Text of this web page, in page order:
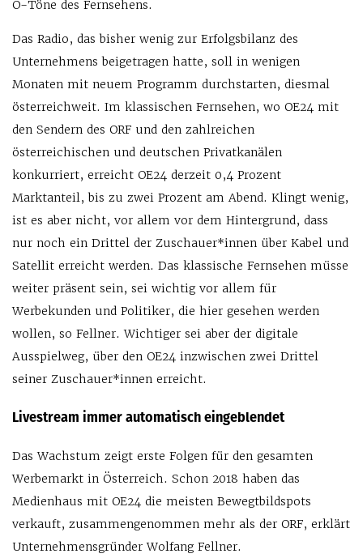
O-Töne des Fernsehens.
Das Radio, das bisher wenig zur Erfolgsbilanz des
Unternehmens beigetragen hatte, soll in wenigen
Monaten mit neuem Programm durchstarten, diesmal
österreichweit. Im klassischen Fernsehen, wo OE24 mit
den Sendern des ORF und den zahlreichen
österreichischen und deutschen Privatkanälen
konkurriert, erreicht OE24 derzeit 0,4 Prozent
Marktanteil, bis zu zwei Prozent am Abend. Klingt wenig,
ist es aber nicht, vor allem vor dem Hintergrund, dass
nur noch ein Drittel der Zuschauer*innen über Kabel und
Satellit erreicht werden. Das klassische Fernsehen müsse
weiter präsent sein, sei wichtig vor allem für
Werbekunden und Politiker, die hier gesehen werden
wollen, so Fellner. Wichtiger sei aber der digitale
Ausspielweg, über den OE24 inzwischen zwei Drittel
seiner Zuschauer*innen erreicht.
Livestream immer automatisch eingeblendet
Das Wachstum zeigt erste Folgen für den gesamten
Werbemarkt in Österreich. Schon 2018 haben das
Medienhaus mit OE24 die meisten Bewegtbildspots
verkauft, zusammengenommen mehr als der ORF, erklärt
Unternehmensgründer Wolfang Fellner.